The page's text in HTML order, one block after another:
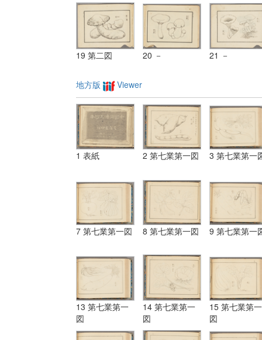
19 第二図 20 － 21 －
地方版 Viewer
1 表紙 2 第七業第一図 3 第七業第一
7 第七業第一図 8 第七業第一図 9 第七業第一
13 第七業第一
図
14 第七業第一
図
15 第七業第一
図